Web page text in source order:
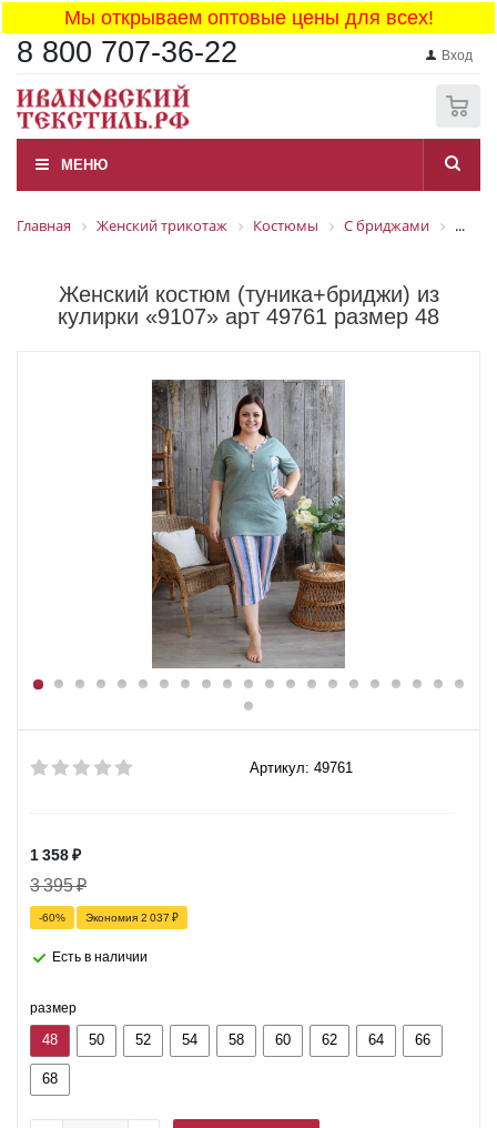
Мы открываем оптовые цены для всех!
8 800 707-36-22 Вход
МЕНЮ
Главная Женский трикотаж Костюмы С бриджами ...
Женский костюм (туника+бриджи) из
кулирки «9107» арт 49761 размер 48
Артикул: 49761
1 358₽
3 395₽
-60% Экономия 2 037 ₽
Есть в наличии
размер
48 50 52 54 58 60 62 64 66
68